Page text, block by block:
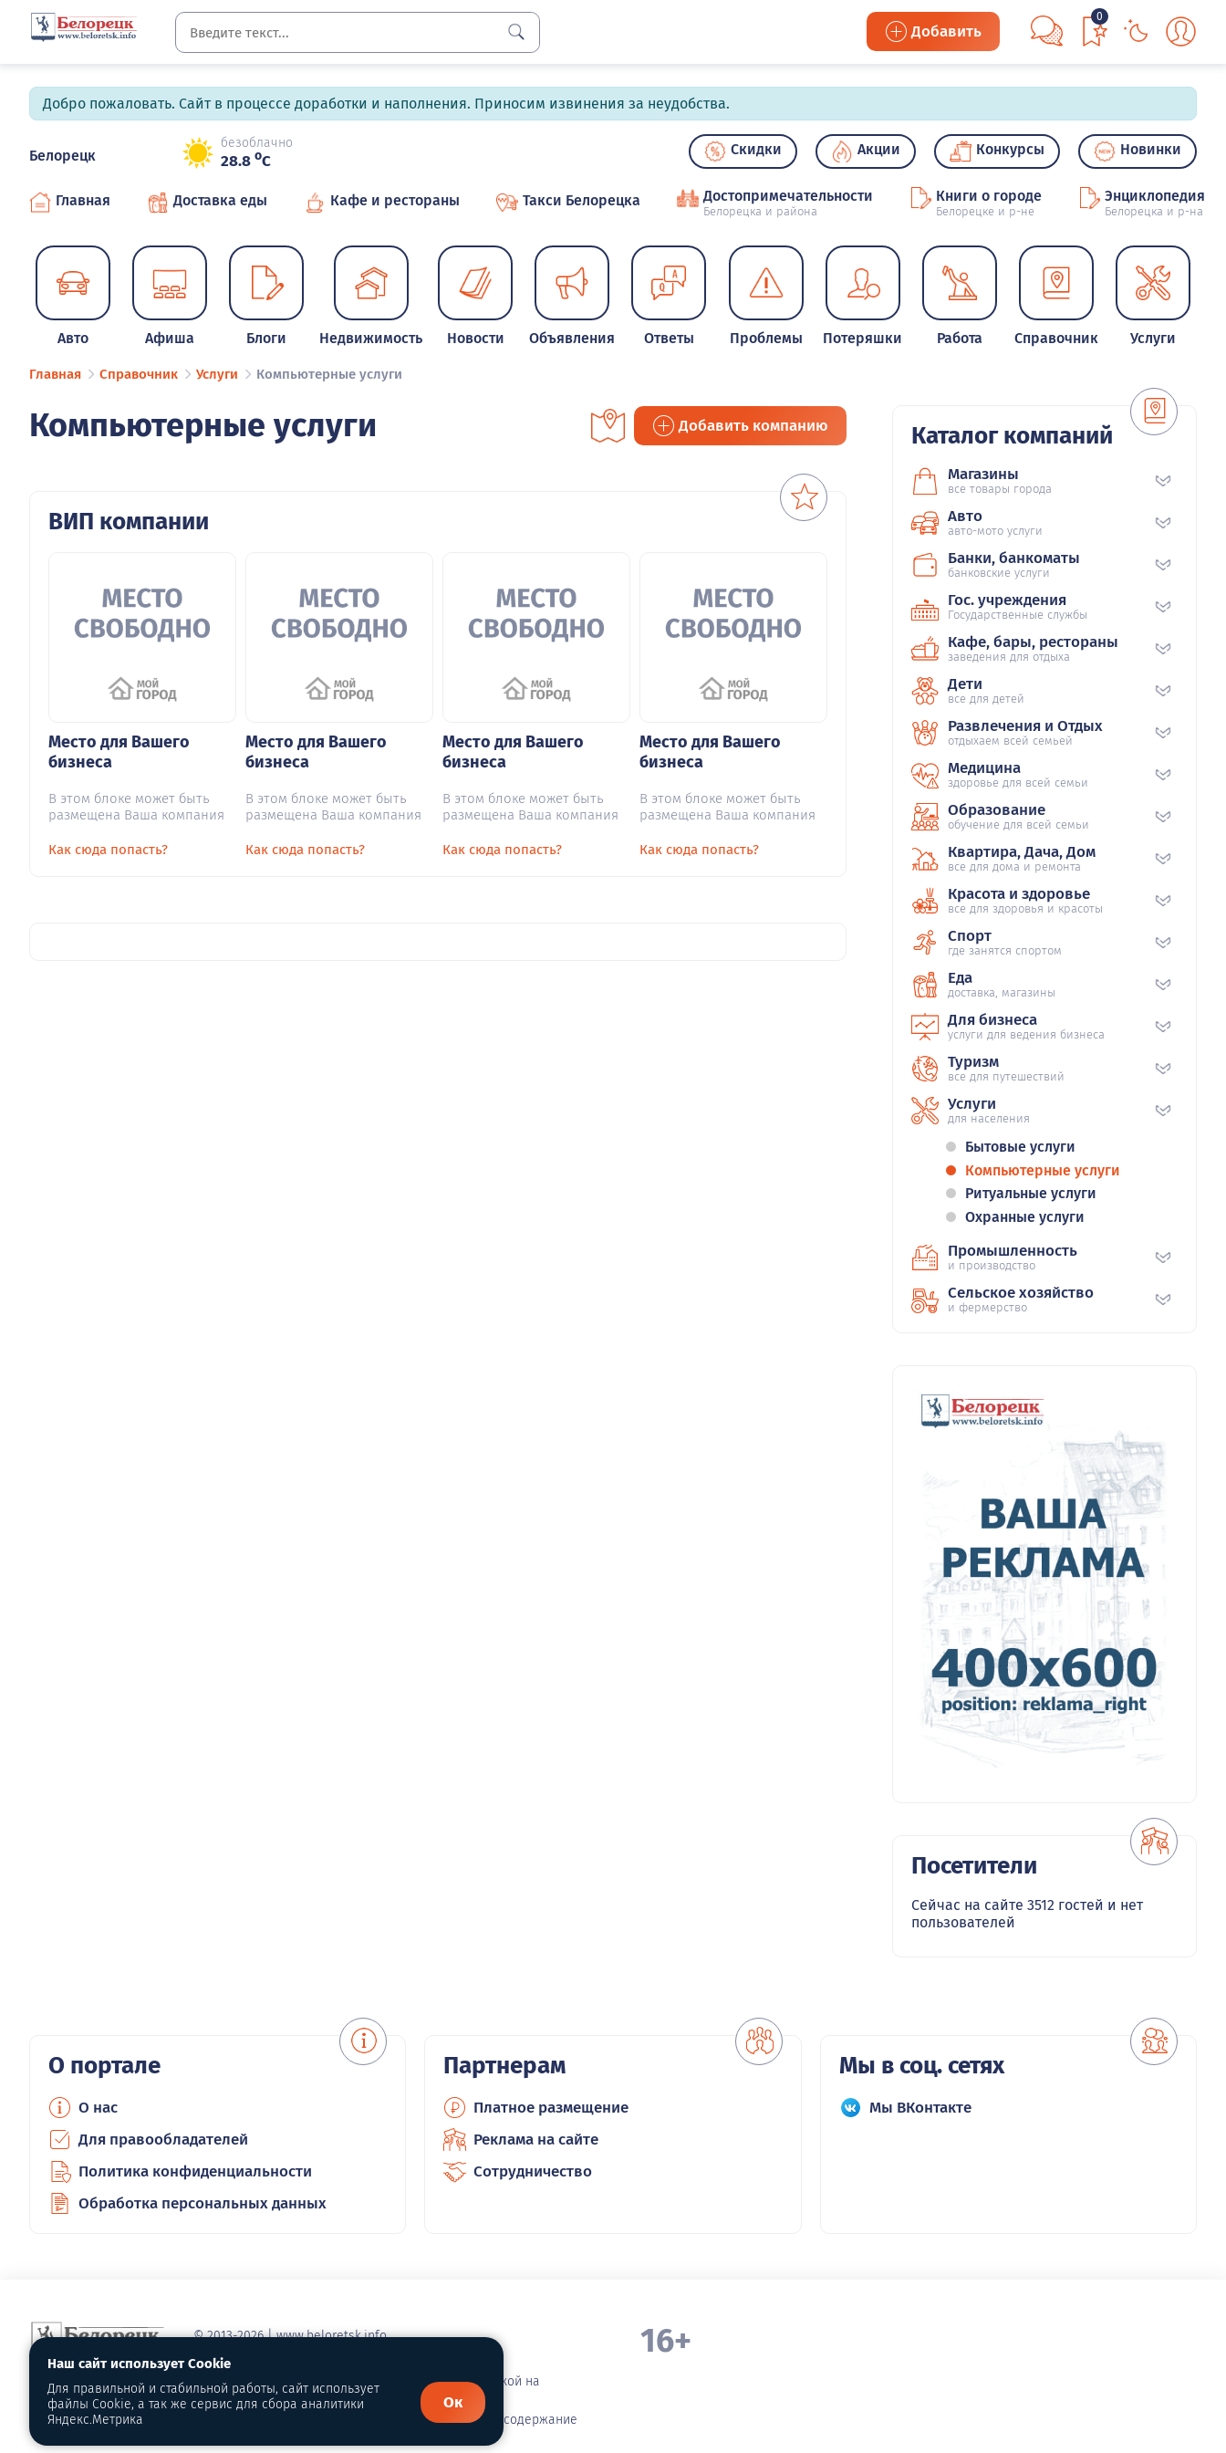
Добавить
0
Добро пожаловать. Сайт в процессе доработки и наполнения. Приносим извинения за неудобства.
Белорецк
безоблачно
28.8 oC
Скидки Акции Конкурсы Новинки
Главная Доставка еды Кафе и рестораны Такси Белорецка Достопримечательности
Белорецка и района
Книги о городе
Белорецке и р-не
Энциклопедия
Белорецка и р-на
Авто Афиша Блоги Недвижимость Новости Объявления Ответы Проблемы Потеряшки Работа Справочник Услуги
Главная Справочник Услуги Компьютерные услуги
Компьютерные услуги Добавить компанию
ВИП компании
Место для Вашего
бизнеса
В этом блоке может быть
размещена Ваша компания
Как сюда попасть?
Место для Вашего
бизнеса
В этом блоке может быть
размещена Ваша компания
Как сюда попасть?
Место для Вашего
бизнеса
В этом блоке может быть
размещена Ваша компания
Как сюда попасть?
Место для Вашего
бизнеса
В этом блоке может быть
размещена Ваша компания
Как сюда попасть?
Каталог компаний
Магазины
все товары города
Авто
авто-мото услуги
Банки, банкоматы
банковские услуги
Гос. учреждения
Государственные службы
Кафе, бары, рестораны
заведения для отдыха
Дети
все для детей
Развлечения и Отдых
отдыхаем всей семьей
Медицина
здоровье для всей семьи
Образование
обучение для всей семьи
Квартира, Дача, Дом
все для дома и ремонта
Красота и здоровье
все для здоровья и красоты
Спорт
где занятся спортом
Еда
доставка, магазины
Для бизнеса
услуги для ведения бизнеса
Туризм
все для путешествий
Услуги
для населения
Бытовые услуги
Компьютерные услуги
Ритуальные услуги
Охранные услуги
Промышленность
и производство
Сельское хозяйство
и фермерство
Посетители
Сейчас на сайте 3512 гостей и нет
пользователей
О портале
О нас
Для правообладателей
Политика конфиденциальности
Обработка персональных данных
Партнерам
Платное размещение
Реклама на сайте
Сотрудничество
Мы в соц. сетях
Мы ВКонтакте
© 2013-2026 | www.beloretsk.info
Справочно-информационный сайт г. Белорецка
Перепубликация материалов с обязательной ссылкой на
первоисточник - www.beloretsk.info
Администрация сайта не несет ответственности за содержание
16+
Наш сайт использует Cookie
Для правильной и стабильной работы, сайт использует
файлы Cookie, а так же сервис для сбора аналитики
Яндекс.Метрика
Ок